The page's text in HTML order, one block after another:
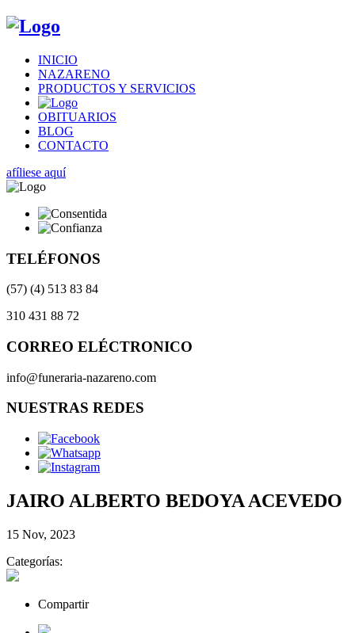
INICIO
NAZARENO
PRODUCTOS Y SERVICIOS
OBITUARIOS
BLOG
CONTACTO
afíliese aquí
TELÉFONOS
(57) (4) 513 83 84
310 431 88 72
CORREO ELÉCTRONICO
info@funeraria-nazareno.com
NUESTRAS REDES
JAIRO ALBERTO BEDOYA ACEVEDO
15 Nov, 2023
Categorías:
Compartir